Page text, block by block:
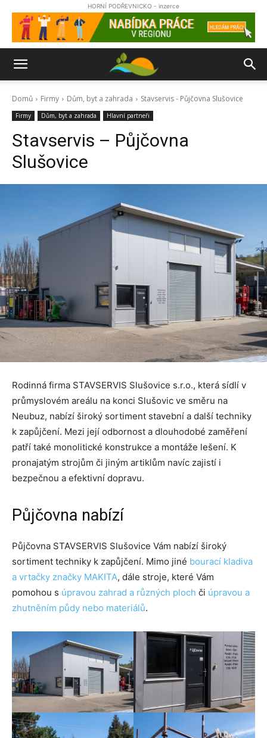
HORNÍ PODŘEVNICKO - inzerce
Domů Firmy Dům, byt a zahrada Stavservis - Půjčovna Slušovice
Firmy Dům, byt a zahrada Hlavní partneři
Stavservis – Půjčovna
Slušovice
Rodinná firma STAVSERVIS Slušovice s.r.o., která sídlí v
průmyslovém areálu na konci Slušovic ve směru na
Neubuz, nabízí široký sortiment stavební a další techniky
k zapůjčení. Mezi její odbornost a dlouhodobé zaměření
patří také monolitické konstrukce a montáže lešení. K
pronajatým strojům či jiným artiklům navíc zajistí i
bezpečnou a efektivní dopravu.
Půjčovna nabízí
Půjčovna STAVSERVIS Slušovice Vám nabízí široký
sortiment techniky k zapůjčení. Mimo jiné bourací kladiva
a vrtačky značky MAKITA, dále stroje, které Vám
pomohou s úpravou zahrad a různých ploch či úpravou a
zhutněním půdy nebo materiálů.